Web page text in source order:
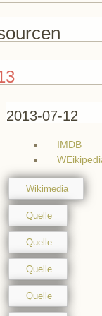
2013-07-12
IMDB
Wikimedia
Quelle
Quelle
Quelle
Quelle